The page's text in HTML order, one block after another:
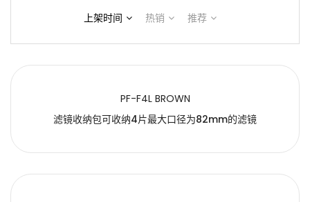
上架时间 热销 推荐
PF-F4L BROWN
滤镜收纳包可收纳4片最大口径为82mm的滤镜